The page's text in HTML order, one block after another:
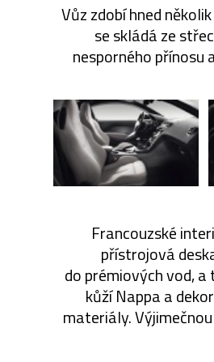
Vůz zdobí hned
se skládá ze
nesporného
Francouzské
přístrojová
do prémiových vod,
kůží Nappa a
materiály.